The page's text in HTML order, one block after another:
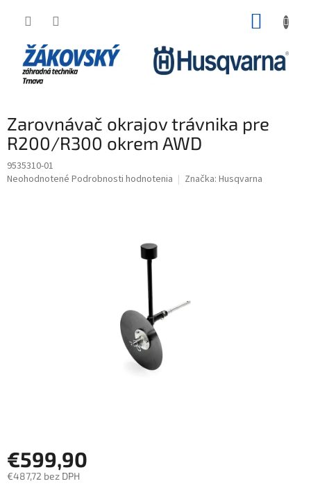
Zarovnávač okrajov trávnika pre
R200/R300 okrem AWD
9535310-01
Priemerné hodnotenie produktu je 0,0 z 5 hviezdičiek.
Neohodnotené Podrobnosti hodnotenia Značka: Husqvarna
€599,90
€487,72 bez DPH